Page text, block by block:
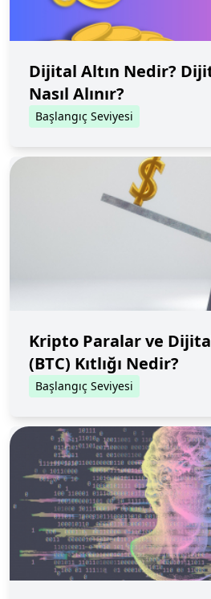
Dijital Altın Nedir?
Nasıl Alınır?
Başlangıç Seviyesi
Kripto Paralar ve
(BTC) Kıtlığı Nedir?
Başlangıç Seviyesi